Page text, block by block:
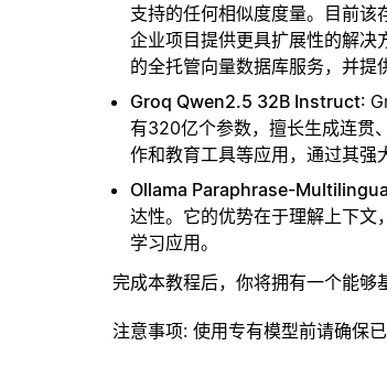
支持的任何相似度度量。目前
企业项目提供更具扩展性的解决
的全托管向量数据库服务，并
Groq Qwen2.5 32B Instruct:
有320亿个参数，擅长生成连贯
作和教育工具等应用，通过其强
Ollama Paraphrase-
达性。它的优势在于理解上下文
学习应用。
完成本教程后，你将拥有一个能够
注意事项: 使用专有模型前请确保